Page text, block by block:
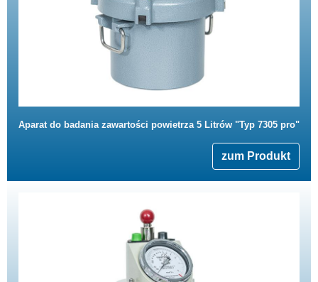
Aparat do badania zawartości powietrza 5 Litrów "Typ 7305 pro"
zum Produkt